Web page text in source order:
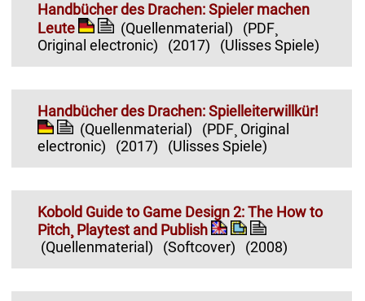
Handbücher des Drachen: Spieler machen
Leute
(Quellenmaterial)
(PDF¸
Original electronic)
(2017) (Ulisses Spiele)
Handbücher des Drachen: Spielleiterwillkür!
(Quellenmaterial)
(PDF¸ Original
electronic)
(2017) (Ulisses Spiele)
Kobold Guide to Game Design 2: The How to
Pitch¸ Playtest and Publish
(Quellenmaterial)
(Softcover) (2008)